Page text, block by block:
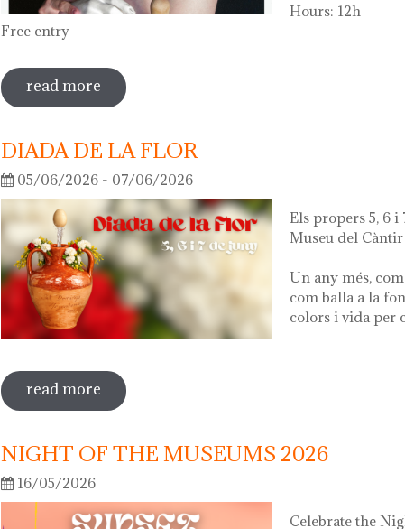
Hours: 12h
Free entry
read more sobre guided tour of the exhibition 'what's
DIADA DE LA FLOR
05/06/2026 - 07/06/2026
Els propers 5, 6
Museu del Càntir
Un any més,
com balla a la
colors i vida per
read more sobre diada de la flor
NIGHT OF THE MUSEUMS 2026
16/05/2026
Celebrate the